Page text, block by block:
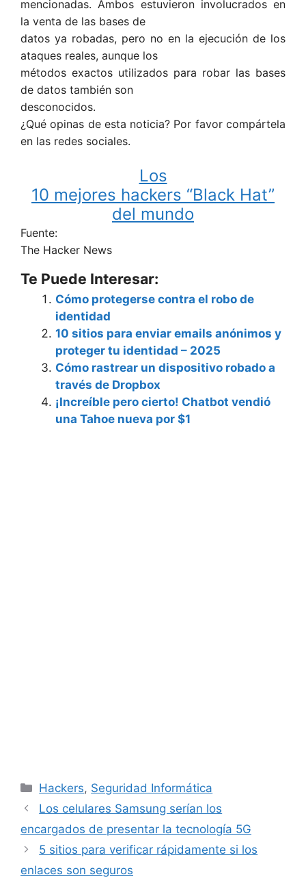
mencionadas. Ambos estuvieron involucrados en
la venta de las bases de
datos ya robadas, pero no en la ejecución de los
ataques reales, aunque los
métodos exactos utilizados para robar las bases
de datos también son
desconocidos.
¿Qué opinas de esta noticia? Por favor compártela
en las redes sociales.
Los
10 mejores hackers “Black Hat”
del mundo
Fuente:
The Hacker News
Te Puede Interesar:
Cómo protegerse contra el robo de
identidad
10 sitios para enviar emails anónimos y
proteger tu identidad – 2025
Cómo rastrear un dispositivo robado a
través de Dropbox
¡Increíble pero cierto! Chatbot vendió
una Tahoe nueva por $1
Categorías
Hackers, Seguridad Informática
Los celulares Samsung serían los
encargados de presentar la tecnología 5G
5 sitios para verificar rápidamente si los
enlaces son seguros